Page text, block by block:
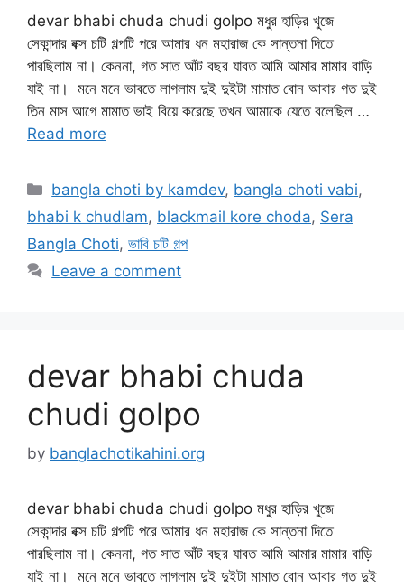
devar bhabi chuda chudi golpo মধুর হাড়ির খুজে
সেকান্দার বক্স চটি গল্পটি পরে আমার ধন মহারাজ কে সান্তনা দিতে
পারছিলাম না। কেননা, গত সাত আঁট বছর যাবত আমি আমার মামার বাড়ি
যাই না। মনে মনে ভাবতে লাগলাম দুই দুইটা মামাত বোন আবার গত দুই
তিন মাস আগে মামাত ভাই বিয়ে করেছে তখন আমাকে যেতে বলেছিল …
Read more
Categories
bangla choti by kamdev, bangla choti vabi,
bhabi k chudlam, blackmail kore choda, Sera
Bangla Choti, ভাবি চটি গল্প
Leave a comment
devar bhabi chuda
chudi golpo
by banglachotikahini.org
devar bhabi chuda chudi golpo মধুর হাড়ির খুজে
সেকান্দার বক্স চটি গল্পটি পরে আমার ধন মহারাজ কে সান্তনা দিতে
পারছিলাম না। কেননা, গত সাত আঁট বছর যাবত আমি আমার মামার বাড়ি
যাই না। মনে মনে ভাবতে লাগলাম দুই দুইটা মামাত বোন আবার গত দুই